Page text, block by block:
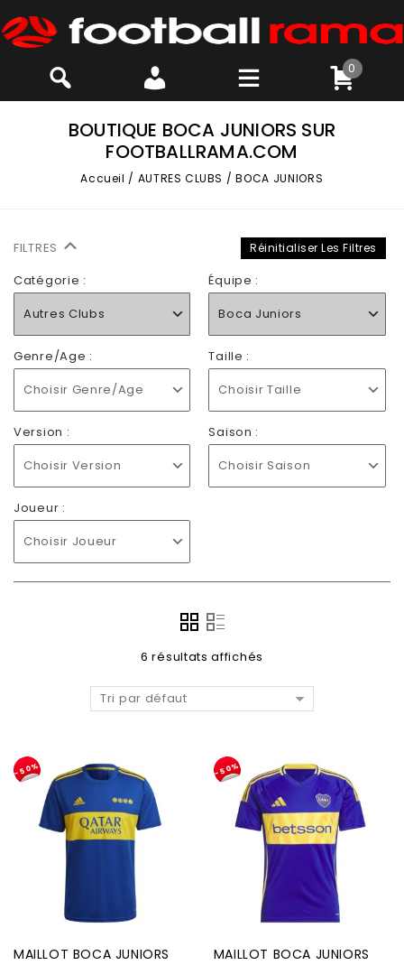
0
BOUTIQUE BOCA JUNIORS SUR
FOOTBALLRAMA.COM
Accueil / AUTRES CLUBS /BOCA JUNIORS
FILTRES Réinitialiser Les Filtres
Catégorie :
Autres Clubs
Équipe :
Boca Juniors
Genre/Age :
Choisir Genre/Age
Taille :
Choisir Taille
Version :
Choisir Version
Saison :
Choisir Saison
Joueur :
Choisir Joueur
6 résultats affichés
Tri par défaut
-50%
MAILLOT BOCA JUNIORS
-50%
MAILLOT BOCA JUNIORS